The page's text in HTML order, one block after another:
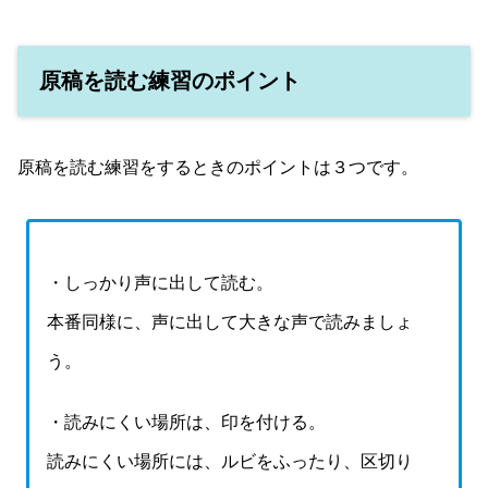
原稿を読む練習のポイント
原稿を読む練習をするときのポイントは３つです。
・しっかり声に出して読む。
本番同様に、声に出して大きな声で読みましょ
う。
・読みにくい場所は、印を付ける。
読みにくい場所には、ルビをふったり、区切り